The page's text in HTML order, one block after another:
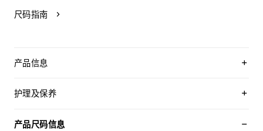
尺码指南
产品信息
CELINE PARIS植绒
落肩
护理及保养
仅使用不含漂白剂的洗衣产品。
产品尺码信息